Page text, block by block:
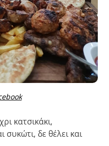
κατσικάκι,
δε θέλει και